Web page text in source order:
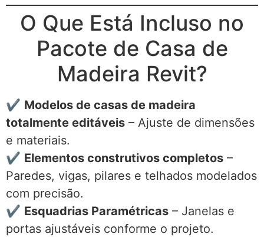
O Que Está Incluso no
Pacote de Casa de
Madeira Revit?
✔ Modelos de casas de madeira
totalmente editáveis – Ajuste de dimensões
e materiais.
✔ Elementos construtivos completos –
Paredes, vigas, pilares e telhados modelados
com precisão.
✔ Esquadrias Paramétricas – Janelas e
portas ajustáveis conforme o projeto.